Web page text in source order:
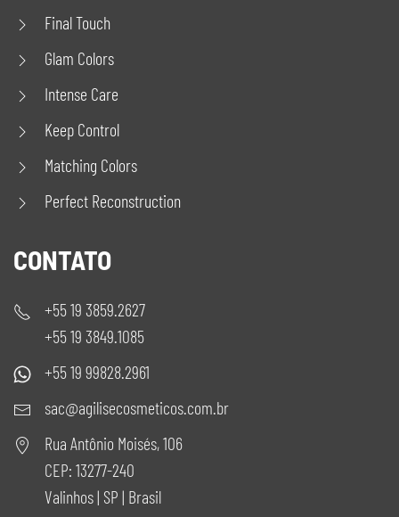
Final Touch
Glam Colors
Intense Care
Keep Control
Matching Colors
Perfect Reconstruction
CONTATO
+55 19 3859.2627
+55 19 3849.1085
+55 19 99828.2961
sac@agilisecosmeticos.com.br
Rua Antônio Moisés, 106
CEP: 13277-240
Valinhos | SP | Brasil